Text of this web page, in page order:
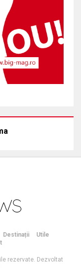
Destinații
Utile
rezervate. Dezvoltat